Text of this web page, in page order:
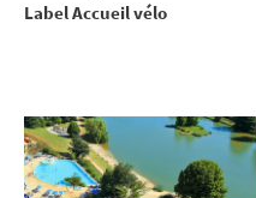
Label Accueil vélo